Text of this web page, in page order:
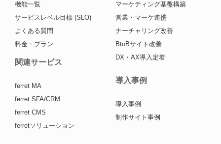
機能一覧
サービスレベル目標 (SLO)
よくある質問
料金・プラン
関連サービス
ferret MA
ferret SFA/CRM
ferret CMS
ferretソリューション
マーケティング基盤構築
営業・マーケ連携
ナーチャリング改善
BtoBサイト改善
DX・AX導入定着
導入事例
導入事例
制作サイト事例